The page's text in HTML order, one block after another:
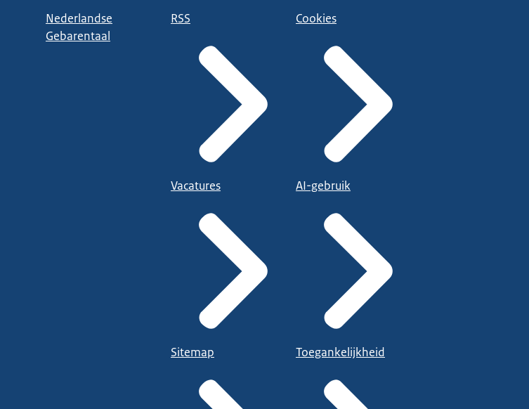
Nederlandse
Gebarentaal
RSS
Vacatures
Sitemap
Cookies
AI-gebruik
Toegankelijkheid